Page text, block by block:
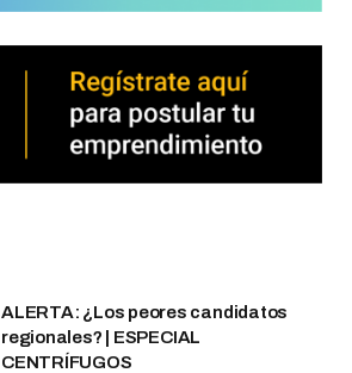
ALERTA: ¿Los peores candidatos
regionales? | ESPECIAL
CENTRÍFUGOS